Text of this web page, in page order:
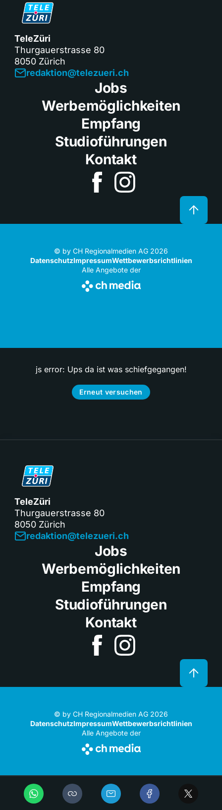
TeleZüri
Thurgauerstrasse 80
8050 Zürich
redaktion@telezueri.ch
Jobs
Werbemöglichkeiten
Empfang
Studioführungen
Kontakt
© by CH Regionalmedien AG 2026
DatenschutzImpressumWettbewerbsrichtlinien
Alle Angebote der
js error: Ups da ist was schiefgegangen!
Erneut versuchen
TeleZüri
Thurgauerstrasse 80
8050 Zürich
redaktion@telezueri.ch
Jobs
Werbemöglichkeiten
Empfang
Studioführungen
Kontakt
© by CH Regionalmedien AG 2026
DatenschutzImpressumWettbewerbsrichtlinien
Alle Angebote der